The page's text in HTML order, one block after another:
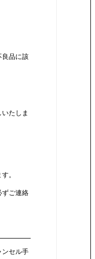
良品に該
たしま
。
ずご連絡
ンセル手